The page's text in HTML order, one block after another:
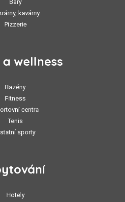
Bary
kavárny
Pizzerie
wellness
Bazény
Fitness
centra
Tenis
sporty
Hotely